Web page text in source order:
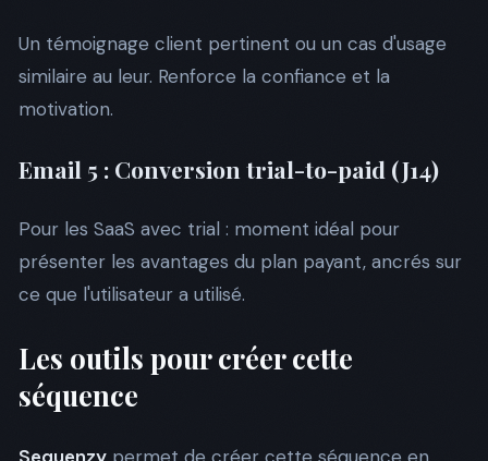
Un témoignage client pertinent ou un cas d'usage
similaire au leur. Renforce la confiance et la
motivation.
Email 5 : Conversion trial-to-paid (J14)
Pour les SaaS avec trial : moment idéal pour
présenter les avantages du plan payant, ancrés sur
ce que l'utilisateur a utilisé.
Les outils pour créer cette
séquence